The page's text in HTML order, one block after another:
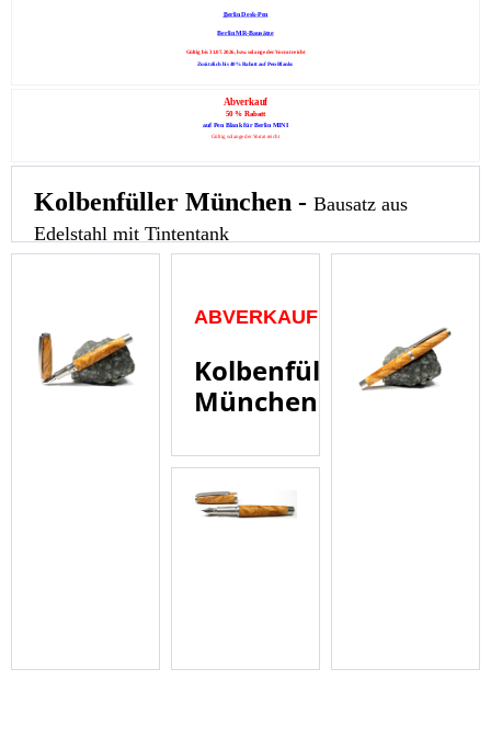
Berlin Desk-Pen
Berlin MR-Bausätze
Gültig bis 31.07.2026, bzw. solange der Vorrat reicht
Zusätzlich bis 40% Rabatt auf Pen-Blanks
Abverkauf
50 % Rabatt
auf Pen Blank für Berlin MINI
Gültig solange der Vorrat reicht
Kolbenfüller München - Bausatz aus
Edelstahl mit Tintentank
ABVERKAUF
Kolbenfüller
München